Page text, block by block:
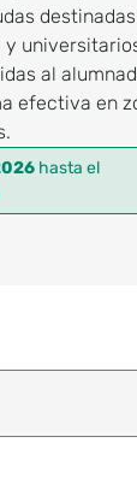
al
efectiva en
hasta el